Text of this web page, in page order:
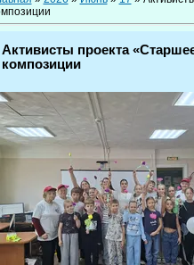
Активисты проекта
композиции